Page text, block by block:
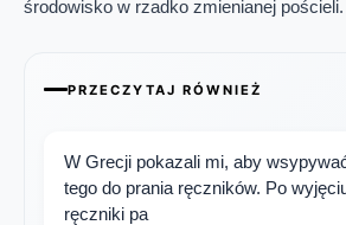
środowisko w rzadko zmienianej pościeli.
PRZECZYTAJ RÓWNIEŻ
W Grecji pokazali mi, aby
tego do prania ręczników. Po
ręczniki pa